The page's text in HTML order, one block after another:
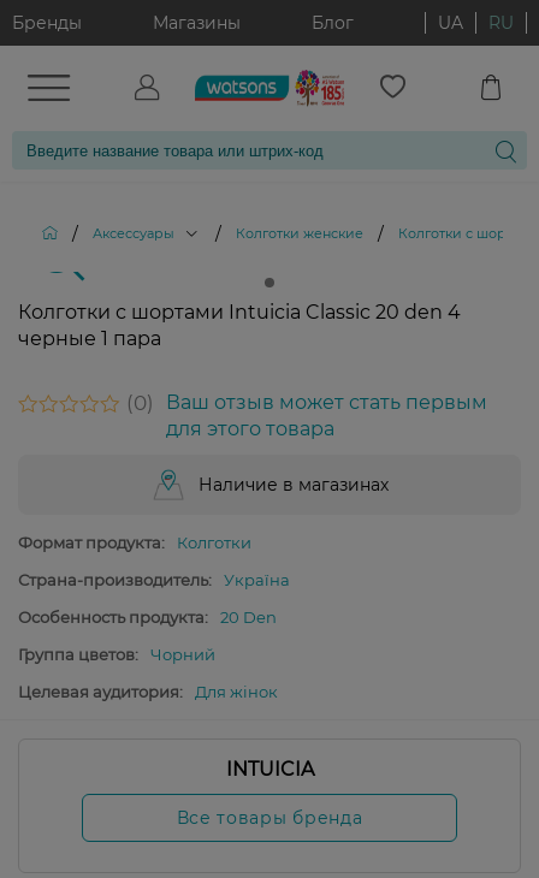
Бренды Магазины Блог UA RU
/ Аксессуары / Колготки женские / Колготки с
Колготки с шортами Intuicia Classic 20 den 4
черные 1 пара
0
Ваш отзыв может стать первым
для этого товара
Наличие в магазинах
Формат продукта:
Колготки
Страна-производитель:
Україна
Особенность продукта:
20 Den
Группа цветов:
Чорний
Целевая аудитория:
Для жінок
INTUICIA
Все товары бренда